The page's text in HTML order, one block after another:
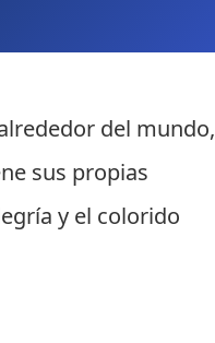
del mundo,
sus propias
y el colorido